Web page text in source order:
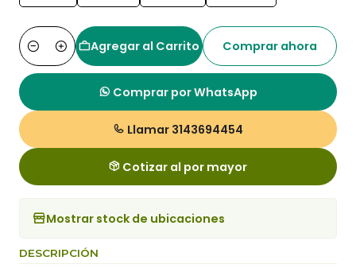
Cantidad
Agregar al Carrito Comprar ahora
Comprar por WhatsApp
Llamar 3143694454
Cotizar al por mayor
Mostrar stock de ubicaciones
DESCRIPCIÓN